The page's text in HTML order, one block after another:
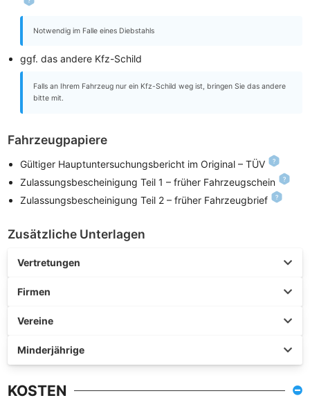
Notwendig im Falle eines Diebstahls
ggf. das andere Kfz-Schild
Falls an Ihrem Fahrzeug nur ein Kfz-Schild weg ist, bringen Sie das andere
bitte mit.
Fahrzeugpapiere
Gültiger Hauptuntersuchungsbericht im Original – TÜV
Zulassungsbescheinigung Teil 1 – früher Fahrzeugschein
Zulassungsbescheinigung Teil 2 – früher Fahrzeugbrief
Zusätzliche Unterlagen
Vertretungen
Firmen
Vereine
Minderjährige
KOSTEN